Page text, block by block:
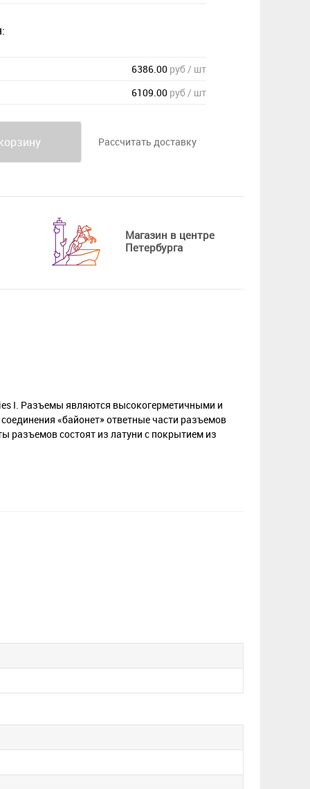
6386.00 руб / шт
6109.00 руб / шт
Рассчитать доставку
Магазин в центре
Петербурга
I. Разъемы являются высокогерметичными и
«байонет» ответные части разъемов
разъемов состоят из латуни с покрытием из